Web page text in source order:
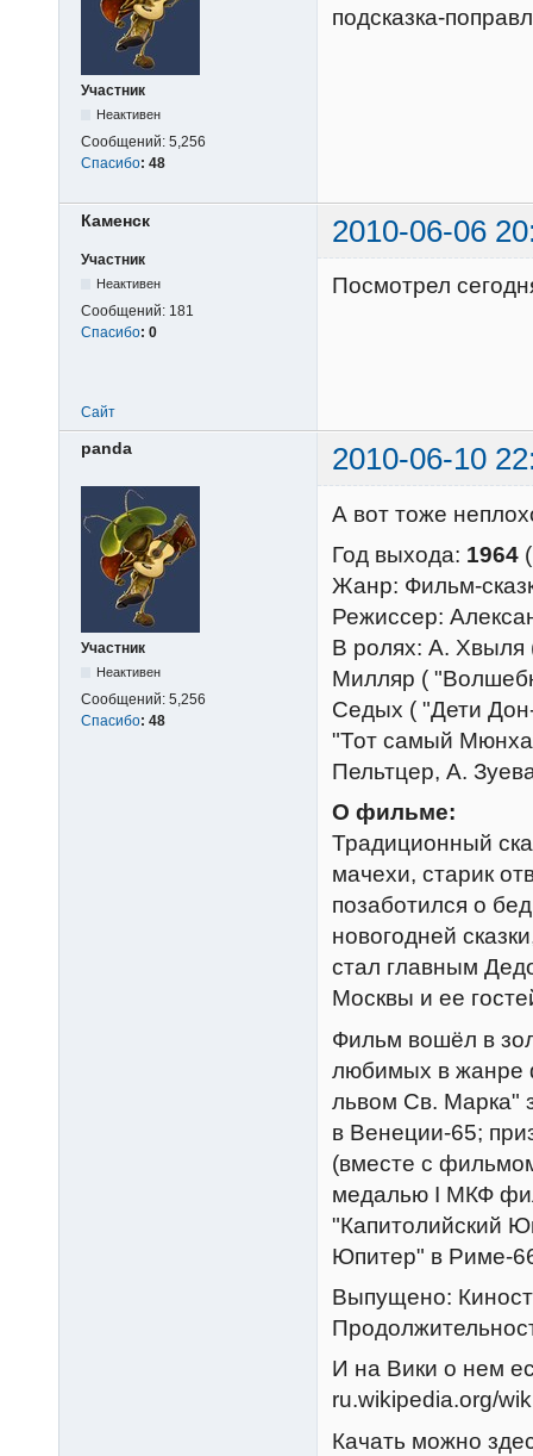
Участник
Неактивен
Сообщений: 5,256
Спасибо: 48
подсказка-
Каменск 2010-06-06
Участник
Неактивен
Сообщений: 181
Спасибо: 0
Посмотрел
Сайт
panda 2010-06-10
Участник
Неактивен
Сообщений: 5,256
Спасибо: 48
А вот тоже
Год выхода: 1964
Жанр: Фильм-
Режиссер:
В ролях: А. Хвыля
Милляр (
Седых ( "Дети
"Тот самый
Пельтцер, А.
О фильме:
Традиционный
мачехи, старик
позаботился о
новогодней
стал главным
Москвы и ее
Фильм вошёл в
любимых в жанре
львом Св. Марка"
в Венеции-65;
(вместе с
медалью I МКФ
"Капитолийский
Юпитер" в Риме-
Выпущено:
И на Вики о нем
ru.wikipedia.org/
Качать можно